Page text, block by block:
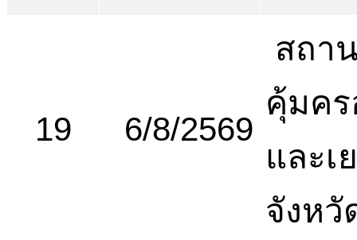
19 6/8/2569
สถา
คุ้มคร
และเ
จังห